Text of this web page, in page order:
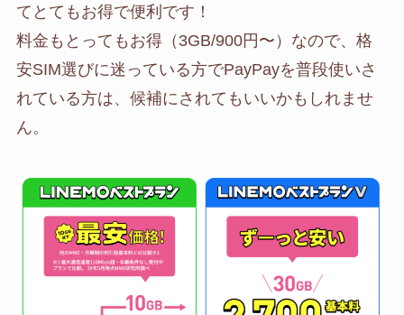
てとてもお得で便利です！
料金もとってもお得（3GB/900円〜）なので、格
安SIM選びに迷っている方でPayPayを普段使いさ
れている方は、候補にされてもいいかもしれませ
ん。